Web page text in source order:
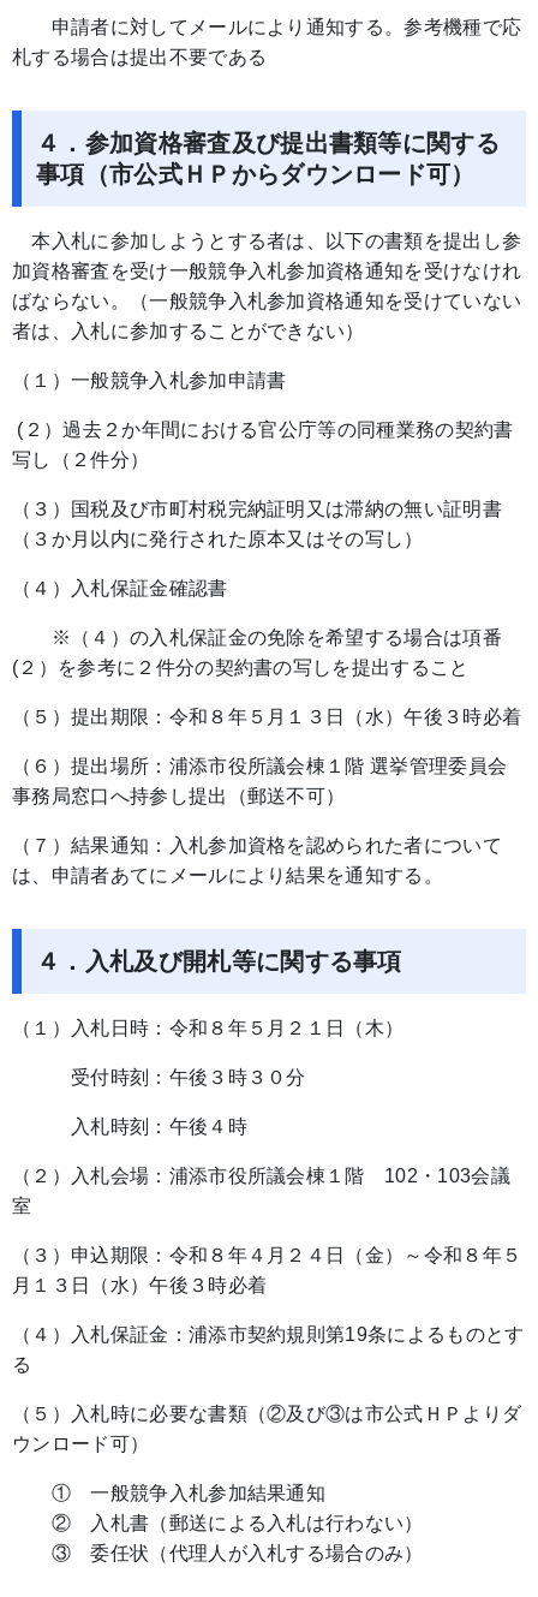
申請者に対してメールにより通知する。参考機種で応
札する場合は提出不要である
４．参加資格審査及び提出書類等に関する
事項（市公式ＨＰからダウンロード可）
本入札に参加しようとする者は、以下の書類を提出し参
加資格審査を受け一般競争入札参加資格通知を受けなけれ
ばならない。（一般競争入札参加資格通知を受けていない
者は、入札に参加することができない）
（１）一般競争入札参加申請書
(２）過去２か年間における官公庁等の同種業務の契約書
写し（２件分）
（３）国税及び市町村税完納証明又は滞納の無い証明書
（３か月以内に発行された原本又はその写し）
（４）入札保証金確認書
※（４）の入札保証金の免除を希望する場合は項番
(２）を参考に２件分の契約書の写しを提出すること
（５）提出期限：令和８年５月１３日（水）午後３時必着
（６）提出場所：浦添市役所議会棟１階 選挙管理委員会
事務局窓口へ持参し提出（郵送不可）
（７）結果通知：入札参加資格を認められた者について
は、申請者あてにメールにより結果を通知する。
４．入札及び開札等に関する事項
（１）入札日時：令和８年５月２１日（木）
受付時刻：午後３時３０分
入札時刻：午後４時
（２）入札会場：浦添市役所議会棟１階 102・103会議
室
（３）申込期限：令和８年４月２４日（金）～令和８年５
月１３日（水）午後３時必着
（４）入札保証金：浦添市契約規則第19条によるものとす
る
（５）入札時に必要な書類（②及び③は市公式ＨＰよりダ
ウンロード可）
① 一般競争入札参加結果通知
② 入札書（郵送による入札は行わない）
③ 委任状（代理人が入札する場合のみ）